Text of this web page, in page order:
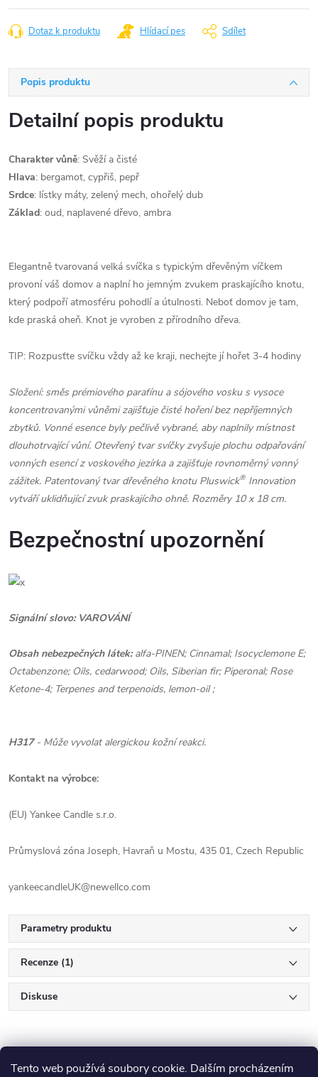
Tento web používá soubory cookie. Dalším procházením
Dotaz k produktu Hlídací pes Sdílet
Popis produktu
Detailní popis produktu
Charakter vůně: Svěží a čisté
Hlava: bergamot, cypřiš, pepř
Srdce: lístky máty, zelený mech, ohořelý dub
Základ: oud, naplavené dřevo, ambra
Elegantně tvarovaná velká svíčka s typickým dřevěným víčkem
provoní váš domov a naplní ho jemným zvukem praskajícího knotu,
který podpoří atmosféru pohodlí a útulnosti. Neboť domov je tam,
kde praská oheň. Knot je vyroben z přírodního dřeva.
TIP: Rozpusťte svíčku vždy až ke kraji, nechejte jí hořet 3-4 hodiny
Složení: směs prémiového parafínu a sójového vosku s vysoce
koncentrovanými vůněmi zajišťuje čisté hoření bez nepříjemných
zbytků. Vonné esence byly pečlivě vybrané, aby naplnily místnost
dlouhotrvající vůní. Otevřený tvar svíčky zvyšuje plochu odpařování
vonných esencí z voskového jezírka a zajišťuje rovnoměrný vonný
zážitek. Patentovaný tvar dřevěného knotu Pluswick® Innovation
vytváří uklidňující zvuk praskajícího ohně. Rozměry 10 x 18 cm.
Bezpečnostní upozornění
Signální slovo: VAROVÁNÍ
Obsah nebezpečných látek:alfa-PINEN; Cinnamal; Isocyclemone E;
Octabenzone; Oils, cedarwood; Oils, Siberian fir; Piperonal; Rose
Ketone-4; Terpenes and terpenoids, lemon-oil ;
H317- Může vyvolat alergickou kožní reakci.
Kontakt na výrobce:
(EU) Yankee Candle s.r.o.
Průmyslová zóna Joseph, Havraň u Mostu, 435 01, Czech Republic
yankeecandleUK@newellco.com
Parametry produktu
Recenze (1)
Diskuse